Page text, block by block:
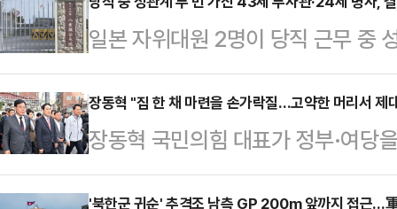
체포했다. 이들은 변씨가 자신들이
던 중 발작을 일으켜 사망했으며 이
지만 시신 발견 …
울 송파구 잠실본동의 노상 공영주
다.식사를 마치고 나온 A씨는 밤
해 주차요금을 조회했다. 당시 조
로 결제를 마친 뒤 A씨는 깜짝 놀
결제됐기 때문이다.A씨는 데일리
을 결…
일본 자위대원 2명이 당직 근무 중
받게 됐다.22일 오키나와타임즈
부사관 A(43·남)씨와 병사 B(24·
내렸다.제15고사특과연대 소속인
4일 당직 근무 중 부대에서 성관계
장동혁 "집 한 채 마련을 손가락질…고약한 머리서 제
장동혁 국민의힘 대표가 정부·여당
게걸스럽게 집어먹다가 접시까지
'북한군 귀순' 추격조 남측 GP 200m 앞까지 접근…